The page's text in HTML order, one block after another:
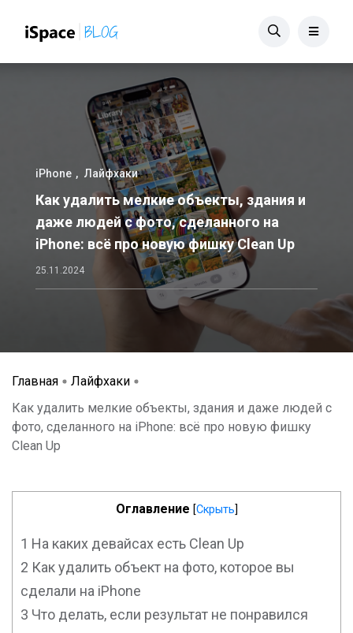
iPhone Лайфхаки
Как удалить мелкие объекты, здания и
даже людей с фото, сделанного на
iPhone: всё про новую фишку Clean Up
25.11.2024
Главная
Лайфхаки
Как удалить мелкие объекты, здания и даже людей с
фото, сделанного на iPhone: всё про новую фишку
Clean Up
Оглавление [Скрыть]
1 На каких девайсах есть Clean Up
2 Как удалить объект на фото, которое вы
сделали на iPhone
3 Что делать, если результат не понравился